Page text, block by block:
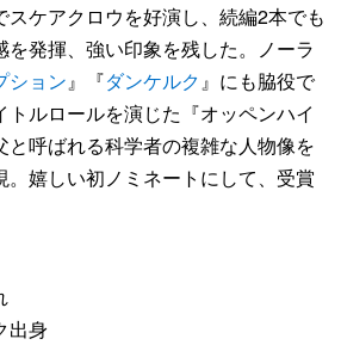
スケアクロウを好演し、続編2本でも
を発揮、強い印象を残した。ノーラ
ション』『ダンケルク』にも脇役で
ルロールを演じた『オッペンハイ
と呼ばれる科学者の複雑な人物像を
。嬉しい初ノミネートにして、受賞
出身